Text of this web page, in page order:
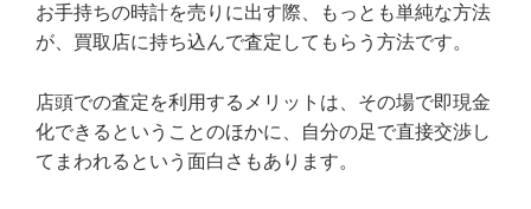
お手持ちの時計を売りに出す際、もっとも単純な方法
が、買取店に持ち込んで査定してもらう方法です。
店頭での査定を利用するメリットは、その場で即現金
化できるということのほかに、自分の足で直接交渉し
てまわれるという面白さもあります。